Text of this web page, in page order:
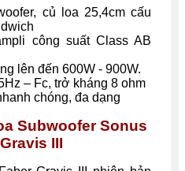
củ loa 25,4cm cấu
công suất Class AB
lên đến 600W - 900W.
– Fc, trở kháng 8 ohm
chóng, đa dạng
Subwoofer Sonus
III